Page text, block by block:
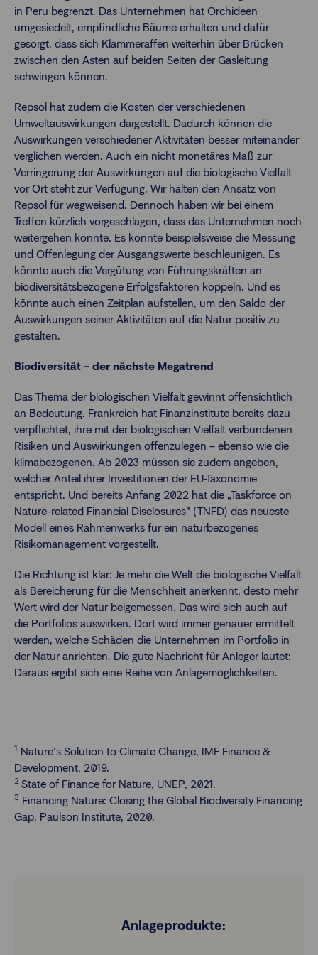
in Peru begrenzt. Das Unternehmen hat Orchideen
umgesiedelt, empfindliche Bäume erhalten und dafür
gesorgt, dass sich Klammeraffen weiterhin über Brücken
zwischen den Ästen auf beiden Seiten der Gasleitung
schwingen können.
Repsol hat zudem die Kosten der verschiedenen
Umweltauswirkungen dargestellt. Dadurch können die
Auswirkungen verschiedener Aktivitäten besser miteinander
verglichen werden. Auch ein nicht monetäres Maß zur
Verringerung der Auswirkungen auf die biologische Vielfalt
vor Ort steht zur Verfügung. Wir halten den Ansatz von
Repsol für wegweisend. Dennoch haben wir bei einem
Treffen kürzlich vorgeschlagen, dass das Unternehmen noch
weitergehen könnte. Es könnte beispielsweise die Messung
und Offenlegung der Ausgangswerte beschleunigen. Es
könnte auch die Vergütung von Führungskräften an
biodiversitätsbezogene Erfolgsfaktoren koppeln. Und es
könnte auch einen Zeitplan aufstellen, um den Saldo der
Auswirkungen seiner Aktivitäten auf die Natur positiv zu
gestalten.
Biodiversität – der nächste Megatrend
Das Thema der biologischen Vielfalt gewinnt offensichtlich
an Bedeutung. Frankreich hat Finanzinstitute bereits dazu
verpflichtet, ihre mit der biologischen Vielfalt verbundenen
Risiken und Auswirkungen offenzulegen – ebenso wie die
klimabezogenen. Ab 2023 müssen sie zudem angeben,
welcher Anteil ihrer Investitionen der EU-Taxonomie
entspricht. Und bereits Anfang 2022 hat die „Taskforce on
Nature-related Financial Disclosures” (TNFD) das neueste
Modell eines Rahmenwerks für ein naturbezogenes
Risikomanagement vorgestellt.
Die Richtung ist klar: Je mehr die Welt die biologische Vielfalt
als Bereicherung für die Menschheit anerkennt, desto mehr
Wert wird der Natur beigemessen. Das wird sich auch auf
die Portfolios auswirken. Dort wird immer genauer ermittelt
werden, welche Schäden die Unternehmen im Portfolio in
der Natur anrichten. Die gute Nachricht für Anleger lautet:
Daraus ergibt sich eine Reihe von Anlagemöglichkeiten.
1 Nature's Solution to Climate Change, IMF Finance &
Development, 2019.
2 State of Finance for Nature, UNEP, 2021.
3 Financing Nature: Closing the Global Biodiversity Financing
Gap, Paulson Institute, 2020.
Anlageprodukte: